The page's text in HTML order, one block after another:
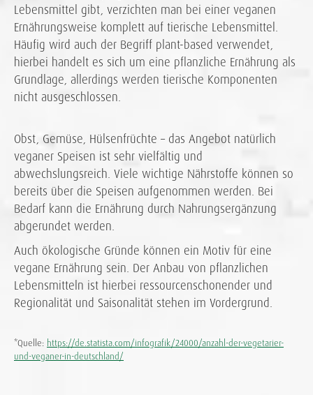
Lebensmittel gibt, verzichten man bei einer veganen
Ernährungsweise komplett auf tierische Lebensmittel.
Häufig wird auch der Begriff plant-based verwendet,
hierbei handelt es sich um eine pflanzliche Ernährung als
Grundlage, allerdings werden tierische Komponenten
nicht ausgeschlossen.
Obst, Gemüse, Hülsenfrüchte – das Angebot natürlich
veganer Speisen ist sehr vielfältig und
abwechslungsreich. Viele wichtige Nährstoffe können so
bereits über die Speisen aufgenommen werden. Bei
Bedarf kann die Ernährung durch Nahrungsergänzung
abgerundet werden.
Auch ökologische Gründe können ein Motiv für eine
vegane Ernährung sein. Der Anbau von pflanzlichen
Lebensmitteln ist hierbei ressourcenschonender und
Regionalität und Saisonalität stehen im Vordergrund.
*Quelle: https://de.statista.com/infografik/24000/anzahl-der-vegetarier-
und-veganer-in-deutschland/